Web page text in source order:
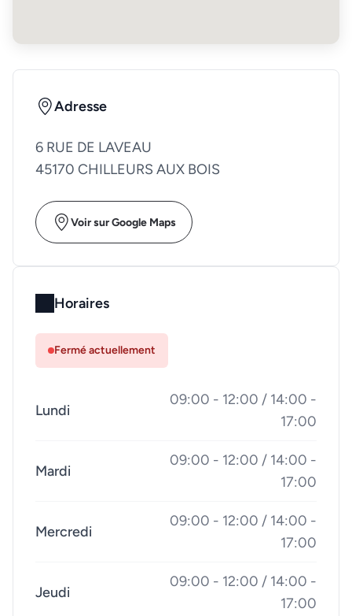
Adresse
6 RUE DE LAVEAU
45170 CHILLEURS AUX BOIS
Voir sur Google Maps
Horaires
Fermé actuellement
Lundi
09:00 - 12:00 / 14:00 -
17:00
Mardi
09:00 - 12:00 / 14:00 -
17:00
Mercredi
09:00 - 12:00 / 14:00 -
17:00
Jeudi
09:00 - 12:00 / 14:00 -
17:00